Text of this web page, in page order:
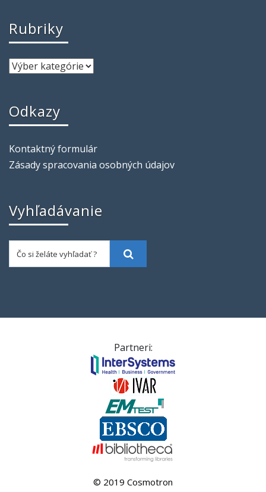
Rubriky
Odkazy
Kontaktný formulár
Zásady spracovania osobných údajov
Vyhľadávanie
Čo si želáte vyhľadať ?
Partneri:
© 2019 Cosmotron